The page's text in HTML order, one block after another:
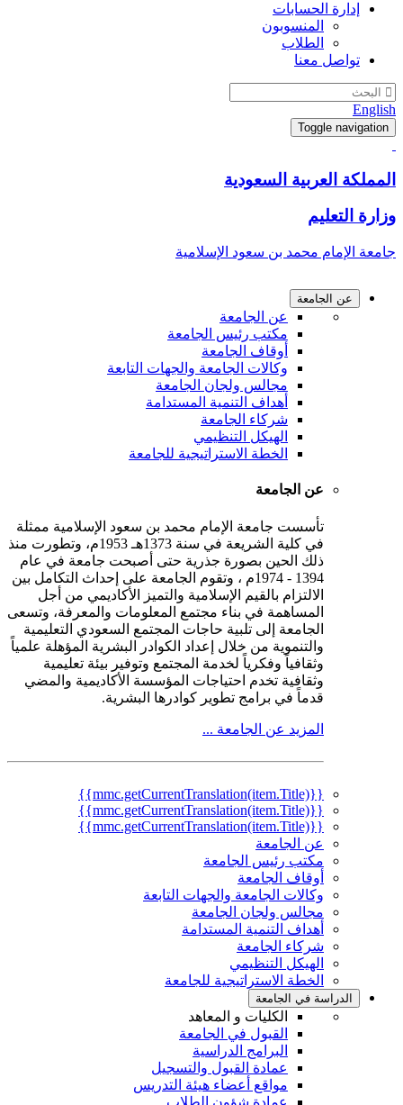
إدارة الحسابات
المنسوبون
الطلاب
تواصل معنا
English
Toggle navigation
المملكة العربية السعودية
وزارة التعليم
جامعة الإمام محمد بن سعود الإسلامية
عن الجامعة
عن الجامعة
مكتب رئيس الجامعة
أوقاف الجامعة
وكالات الجامعة والجهات التابعة
مجالس ولجان الجامعة
أهداف التنمية المستدامة
شركاء الجامعة
الهيكل التنظيمي
الخطة الاستراتيجية للجامعة
عن الجامعة
تأسست جامعة الإمام محمد بن سعود الإسلامية ممثلة
في كلية الشريعة في سنة 1373هـ 1953م، وتطورت منذ
ذلك الحين بصورة جذرية حتى أصبحت جامعة في عام
1394 - 1974م ، وتقوم الجامعة على إحداث التكامل بين
الالتزام بالقيم الإسلامية والتميز الأكاديمي من أجل
المساهمة في بناء مجتمع المعلومات والمعرفة، وتسعى
الجامعة إلى تلبية حاجات المجتمع السعودي التعليمية
والتنموية من خلال إعداد الكوادر البشرية المؤهلة علمياً
وثقافياً وفكرياً لخدمة المجتمع وتوفير بيئة تعليمية
وثقافية تخدم احتياجات المؤسسة الأكاديمية والمضي
قدماً في برامج تطوير كوادرها البشرية.
المزيد عن الجامعة ...
{{mmc.getCurrentTranslation(item.Title)}}
{{mmc.getCurrentTranslation(item.Title)}}
{{mmc.getCurrentTranslation(item.Title)}}
عن الجامعة
مكتب رئيس الجامعة
أوقاف الجامعة
وكالات الجامعة والجهات التابعة
مجالس ولجان الجامعة
أهداف التنمية المستدامة
شركاء الجامعة
الهيكل التنظيمي
الخطة الاستراتيجية للجامعة
الدراسة في الجامعة
الكليات و المعاهد
القبول في الجامعة
البرامج الدراسية
عمادة القبول والتسجيل
مواقع أعضاء هيئة التدريس
عمادة شؤون الطلاب